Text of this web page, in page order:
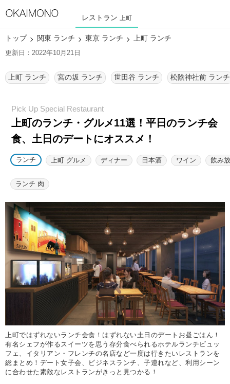
レストラン 上町
トップ 関東 ランチ 東京 ランチ 上町 ランチ
更新日：2022年10月21日
上町 ランチ 宮の坂 ランチ 世田谷 ランチ 松陰神社前 ランチ
上町のランチ・グルメ11選！平日のランチ会
食、土日のデートにオススメ！
ランチ 上町 グルメ ディナー 日本酒 ワイン 飲み
ランチ 肉
上町ではずれないランチ会食！はずれない土日のデートお昼ごはん！
有名シェフが作るスイーツを思う存分食べられるホテルランチビュッ
フェ、イタリアン・フレンチの名店など一度は行きたいレストランを
総まとめ！デート女子会、ビジネスランチ、子連れなど、利用シーン
に合わせた素敵なレストランがきっと見つかる！